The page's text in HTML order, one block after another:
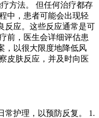
方法。 但任何治疗都存
中，患者可能会出现轻
反应。这些反应通常是可
前，医生会详细评估患
，以很大限度地降低风
皮肤反应，并及时向医
常护理，以预防反复。 1.